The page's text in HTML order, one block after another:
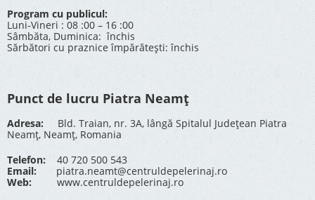
Program cu publicul:
Luni-Vineri : 08 :00 – 16 :00
Sâmbăta, Duminica: închis
Sărbători cu praznice împărătești: închis
Punct de lucru Piatra Neamț
Adresa: Bld. Traian, nr. 3A, lângă Spitalul Județean Piatra
Neamț, Neamț, Romania
Telefon:40 720 500 543
Email:
piatra.neamt@centruldepelerinaj.ro
Web:
www.centruldepelerinaj.ro